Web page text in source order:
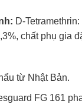
D-Tetramethrin:
chất phụ gia
từ Nhật Bản.
FG 161